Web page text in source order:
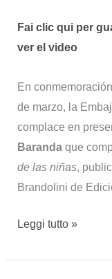
Fai clic qui per
ver el video
En
de marzo, la
complace en
Barandaque
de las niñas,
Brandolini de
Presentazione
Leggi tutto »